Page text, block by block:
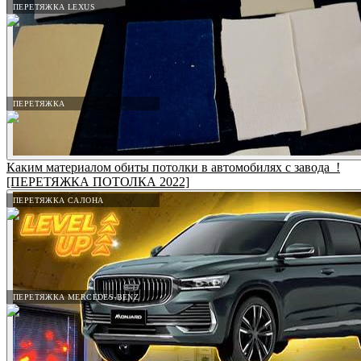
ПЕРЕТЯЖКА LEXUS
ПЕРЕТЯЖКА
ПЕРЕТЯЖКА САЛОНА
ПЕРЕТЯЖКА MERCEDES-BENZ
Каким материалом обиты потолки в автомобилях с завода_!
[ПЕРЕТЯЖКА ПОТОЛКА 2022]